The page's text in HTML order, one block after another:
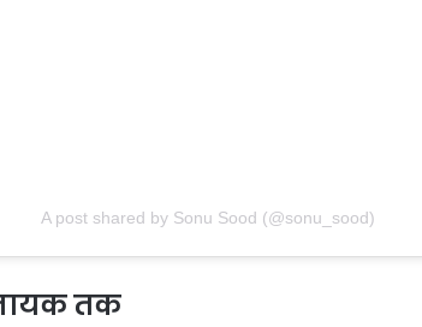
A post shared by Sonu Sood (@sonu_sood)
तक